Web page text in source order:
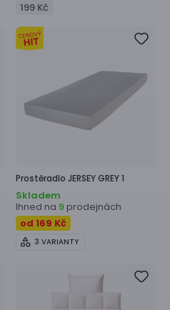
199 Kč
Prostěradlo JERSEY GREY 1
Skladem
Ihned na 9 prodejnách
od 169 Kč
3 VARIANTY